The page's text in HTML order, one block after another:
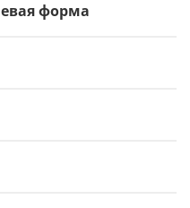
форма